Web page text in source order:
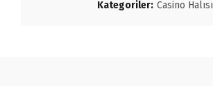
Kategoriler: Casino Halısı